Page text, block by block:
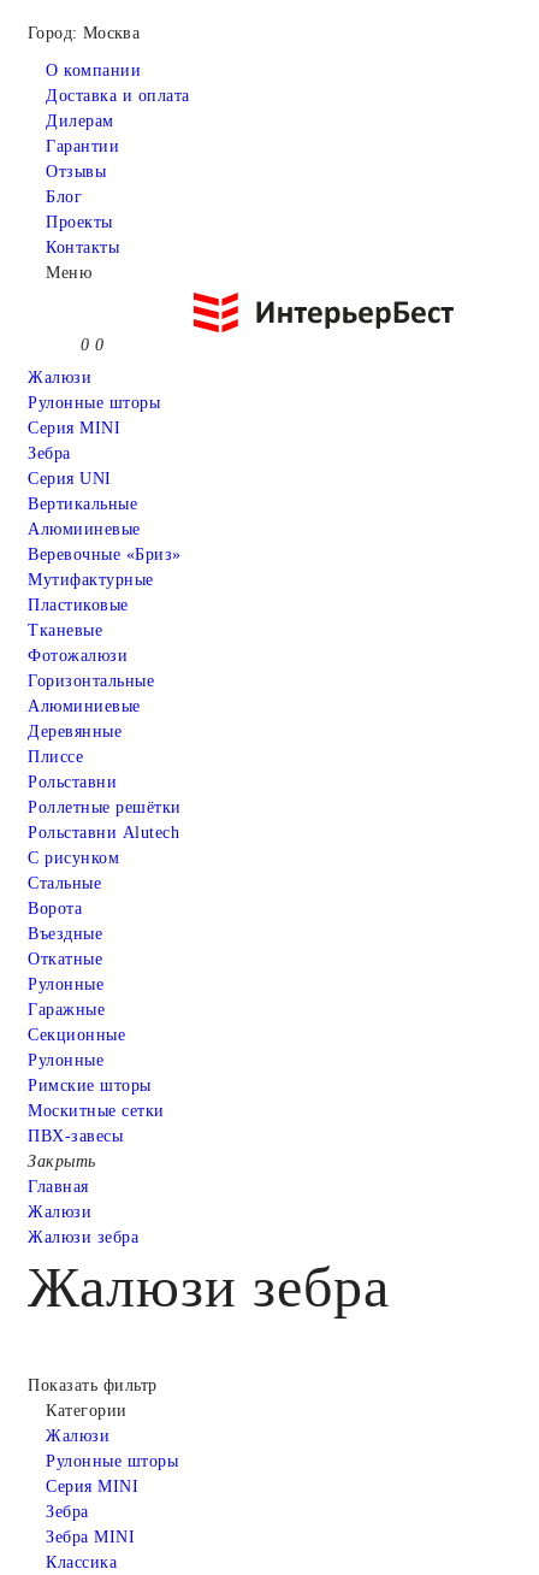
Город: Москва
О компании
Доставка и оплата
Дилерам
Гарантии
Отзывы
Блог
Проекты
Контакты
Меню
0 0
Жалюзи
Рулонные шторы
Серия MINI
Зебра
Серия UNI
Вертикальные
Алюмииневые
Веревочные «Бриз»
Мутифактурные
Пластиковые
Тканевые
Фотожалюзи
Горизонтальные
Алюминиевые
Деревянные
Плиссе
Рольставни
Роллетные решётки
Рольставни Alutech
С рисунком
Стальные
Ворота
Въездные
Откатные
Рулонные
Гаражные
Cекционные
Рулонные
Римские шторы
Москитные сетки
ПВХ-завесы
Закрыть
Главная
Жалюзи
Жалюзи зебра
Жалюзи зебра
Показать фильтр
Категории
Жалюзи
Рулонные шторы
Серия MINI
Зебра
Зебра MINI
Классика